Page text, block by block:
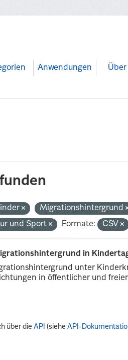
Anwendungen Über
Migrationshintergrund
und Sport Formate: CSV
in
unter
in öffentlicher und freier
über dieAPI (sieheAPI-